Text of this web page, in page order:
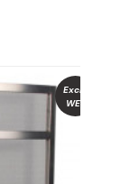
Exclu
WEB